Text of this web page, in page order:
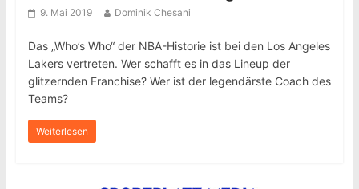
9. Mai 2019 Dominik Chesani
Das „Who’s Who“ der NBA-Historie ist bei den Los Angeles
Lakers vertreten. Wer schafft es in das Lineup der
glitzernden Franchise? Wer ist der legendärste Coach des
Teams?
Weiterlesen